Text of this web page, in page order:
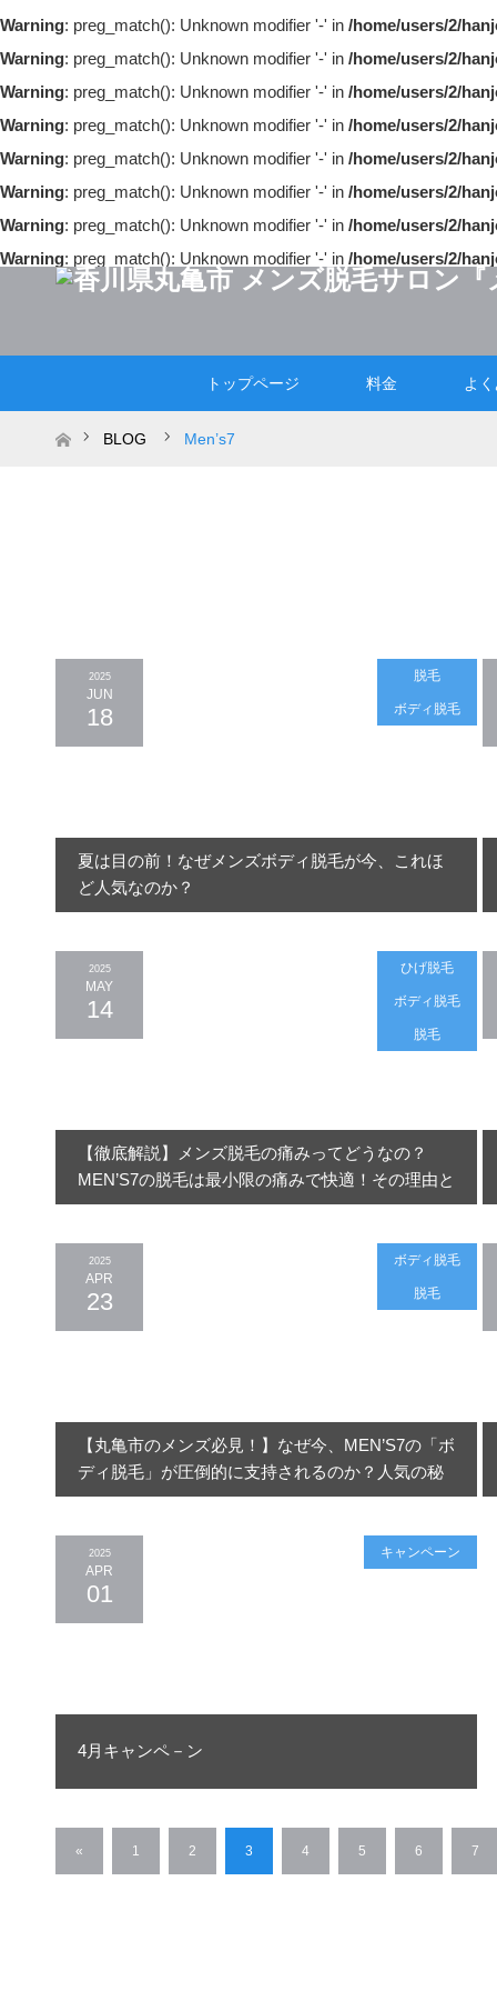
Warning: preg_match(): Unknown modifier '-' in /home/users/2/
Warning: preg_match(): Unknown modifier '-' in /home/users/2/
Warning: preg_match(): Unknown modifier '-' in /home/users/2/
Warning: preg_match(): Unknown modifier '-' in /home/users/2/
Warning: preg_match(): Unknown modifier '-' in /home/users/2/
Warning: preg_match(): Unknown modifier '-' in /home/users/2/
Warning: preg_match(): Unknown modifier '-' in /home/users/2/
Warning: preg_match(): Unknown modifier '-' in /home/users/2/
トップページ 料金 よ
ホームBLOG Men’s7
夏は目の前！なぜメンズボディ脱毛が今、これほ
ど人気なのか？
2025
JUN
18
脱毛
ボディ脱毛
【徹底解説】メンズ脱毛の痛みってどうなの？
MEN’S7の脱毛は最小限の痛みで快適！その理由と
は
2025
MAY
14
ひげ脱毛
ボディ脱毛
脱毛
【丸亀市のメンズ必見！】なぜ今、MEN’S7の「ボ
ディ脱毛」が圧倒的に支持されるのか？人気の秘
密と”選ぶべき理由”を徹底解説！
2025
APR
23
ボディ脱毛
脱毛
4月キャンペ－ン
2025
APR
01
キャンペーン
« 1 2 3 4 5 6 7